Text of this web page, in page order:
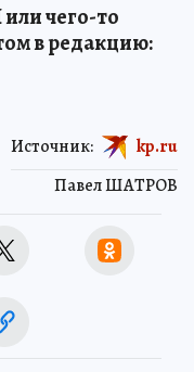
чего-то
в редакцию:
Павел ШАТРОВ
Источник: kp.ru